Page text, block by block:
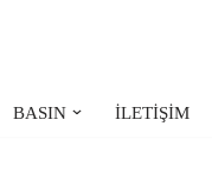
BASIN İLETİŞİM